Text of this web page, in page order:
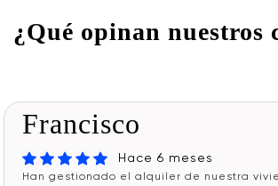
¿Qué opinan nuestros
Francisco
Hace 6 meses
Han gestionado el alquiler de nuestra